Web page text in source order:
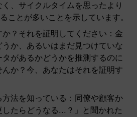
、サイクルタイムを思ったより
ことが多いことを示しています。
？それを証明してください：金
か、あるいはまだ見つけていな
があるかどうかを推測するのに
んか？今、あなたはそれを証明す
法を知っている：同僚や顧客か
したらどうなる...？」と聞かれた